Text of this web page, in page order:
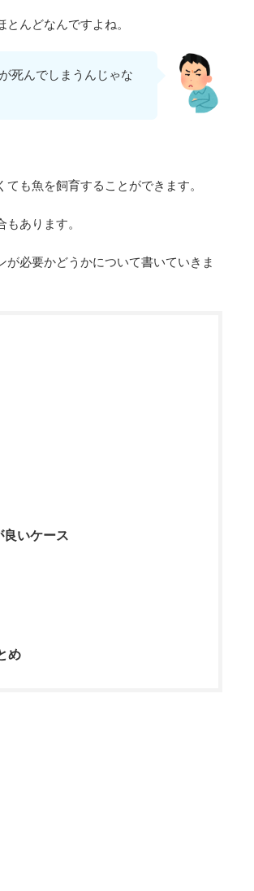
んどなんですよね。
死んでしまうんじゃな
も魚を飼育することができます。
あります。
必要かどうかについて書いていきま
良いケース
め